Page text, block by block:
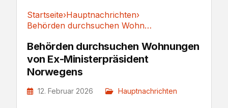
Startseite›Hauptnachrichten›
Behörden durchsuchen Wohnungen von...
Behörden durchsuchen Wohnungen
von Ex-Ministerpräsident
Norwegens
12. Februar 2026 Hauptnachrichten